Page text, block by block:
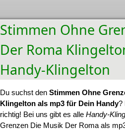
Stimmen Ohne
Der Roma
Handy-Klingelton
Du suchst den Stimmen Ohne
Klingelton als mp3 für Dein Handy?
richtig! Bei uns gibt es alle Handy-
Grenzen Die Musik Der Roma als